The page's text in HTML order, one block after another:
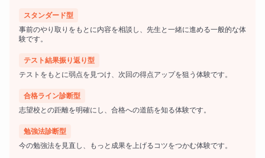
★ギフテッド① 非常に高い学習能力とＩＱ
ギフテッドの子ども達は、
高いことが多く、その知能が多岐にわたることがありま
す。例えば、数学や言語、音楽、空間認知など、多様な分
野で優れた能力を発揮することができます。
スタンダード型
事前のやり取りをもとに内容を相談し、先生と一緒に進める一般的な体
験です。
テスト結果振り返り型
テストをもとに弱点を見つけ、次回の得点アップを狙う体験です。
合格ライン診断型
志望校との距離を明確にし、合格への道筋を知る体験です。
勉強法診断型
今の勉強法を見直し、もっと成果を上げるコツをつかむ体験です。